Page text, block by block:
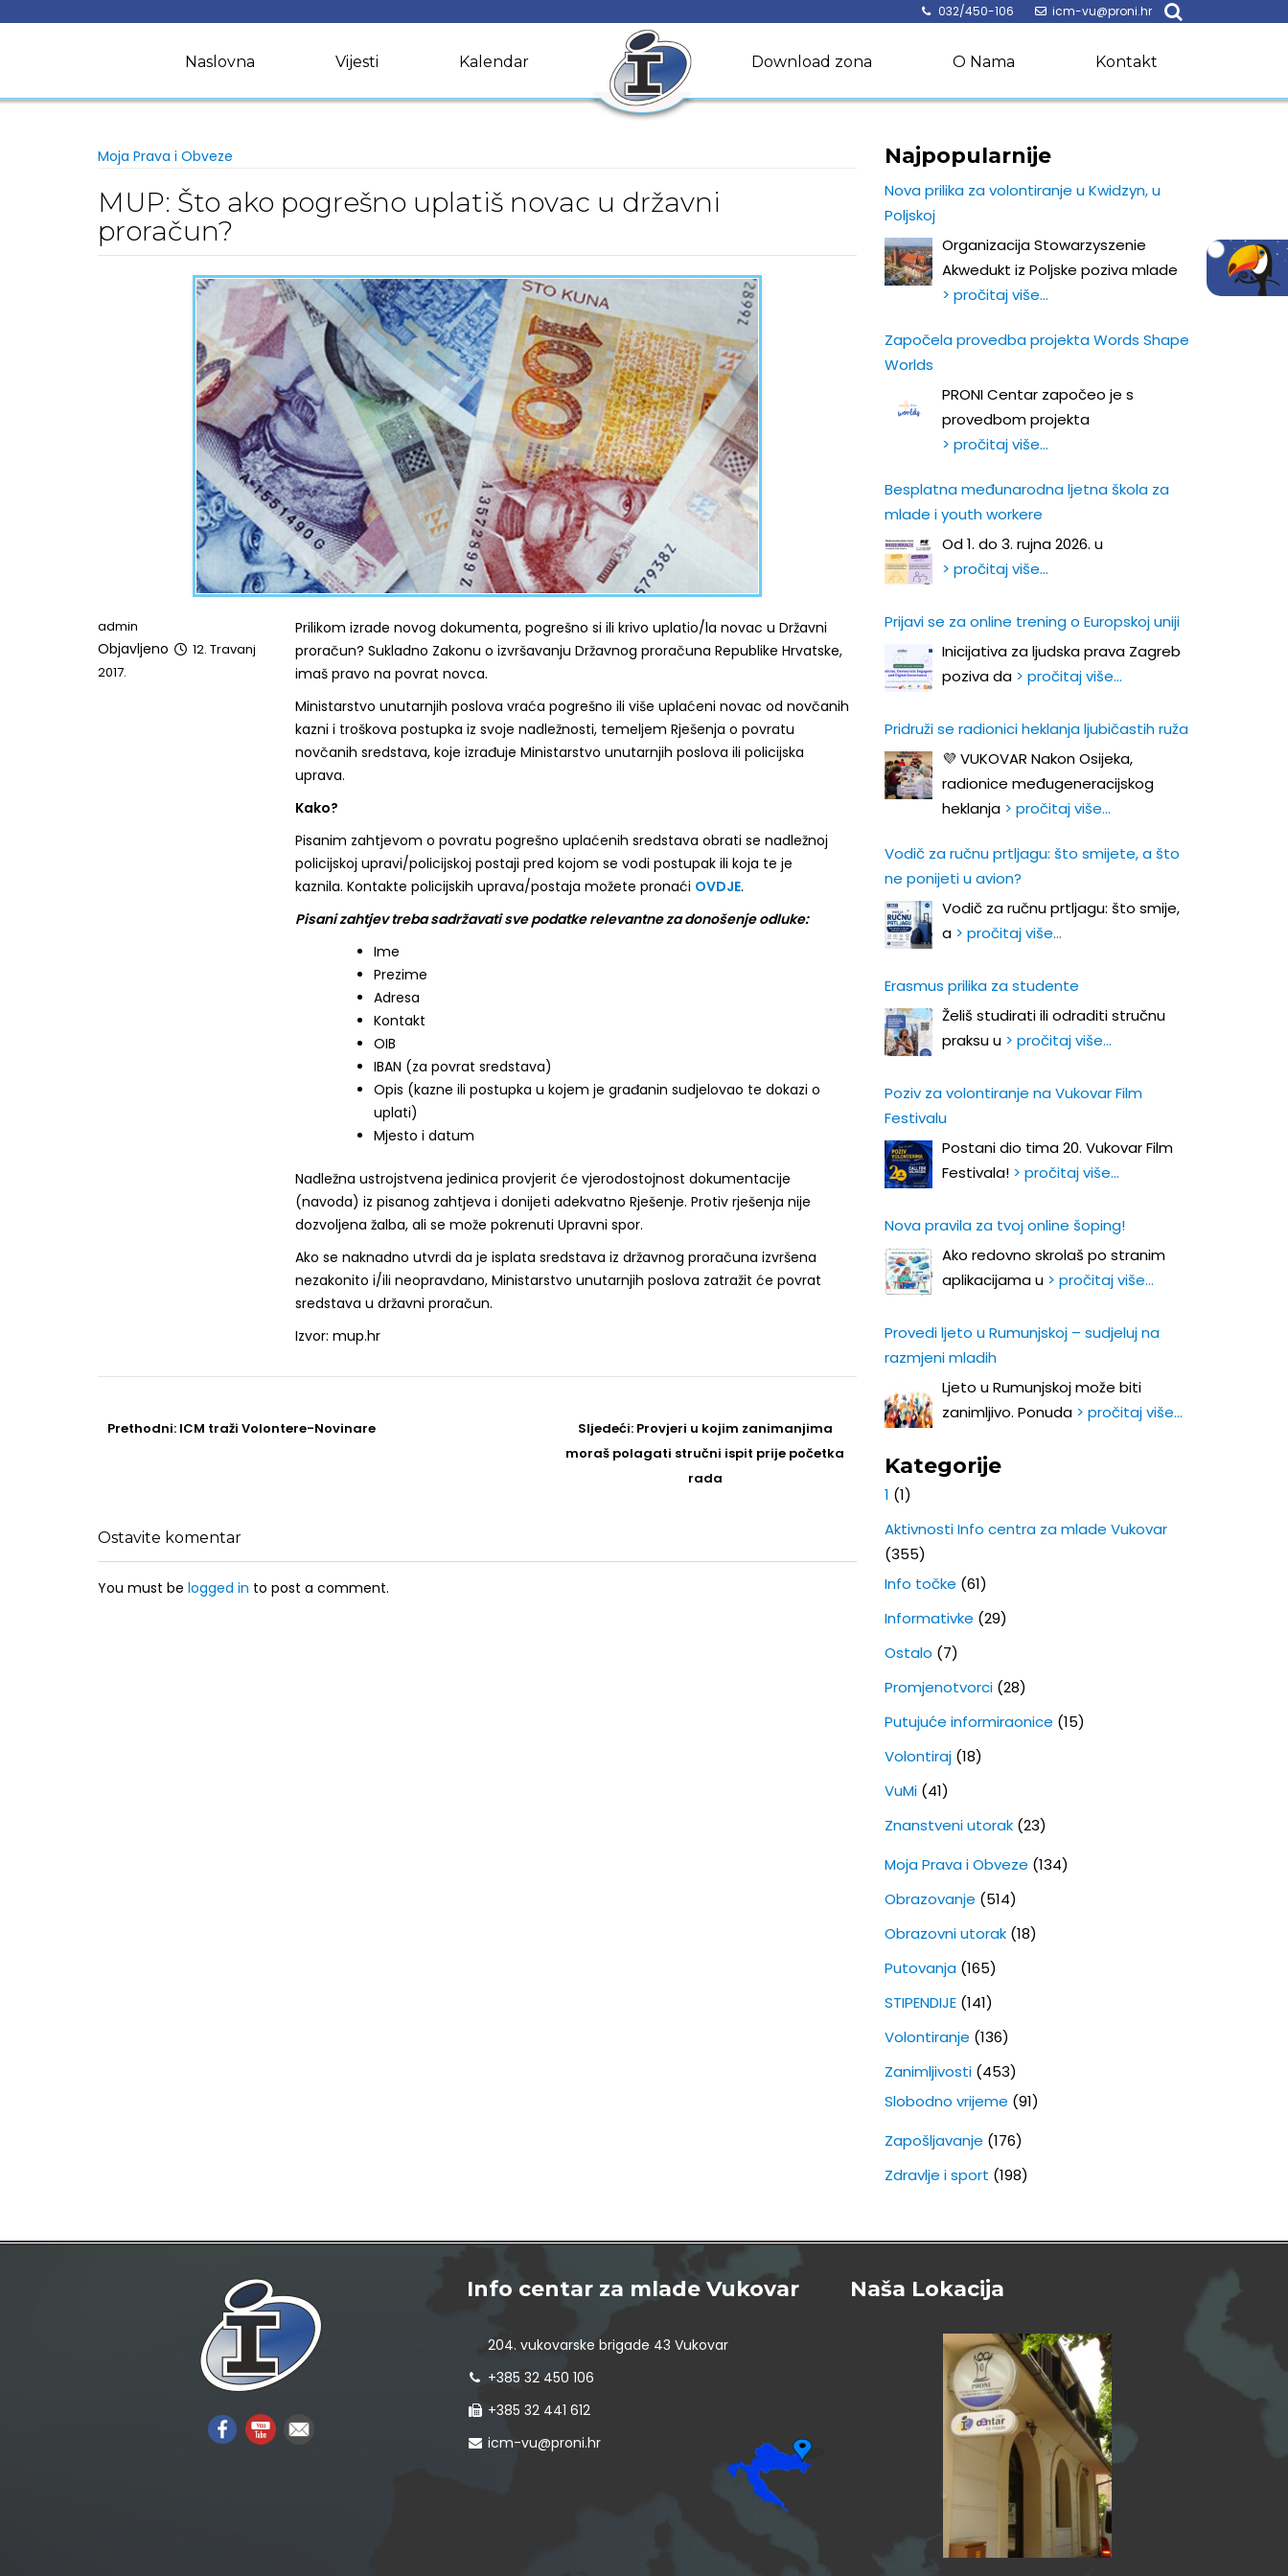
032/450-106 icm-vu@proni.hr
Naslovna Vijesti Kalendar Download zona O Nama Kontakt
Moja Prava i Obveze
MUP: Što ako pogrešno uplatiš novac u državni
proračun?
Prilikom izrade novog dokumenta, pogrešno si ili krivo uplatio/la novac u Državni
proračun? Sukladno Zakonu o izvršavanju Državnog proračuna Republike Hrvatske,
imaš pravo na povrat novca.
Ministarstvo unutarnjih poslova vraća pogrešno ili više uplaćeni novac od novčanih
kazni i troškova postupka iz svoje nadležnosti, temeljem Rješenja o povratu
novčanih sredstava, koje izrađuje Ministarstvo unutarnjih poslova ili policijska
uprava.
Kako?
Pisanim zahtjevom o povratu pogrešno uplaćenih sredstava obrati se nadležnoj
policijskoj upravi/policijskoj postaji pred kojom se vodi postupak ili koja te je
kaznila. Kontakte policijskih uprava/postaja možete pronaći OVDJE.
Pisani zahtjev treba sadržavati sve podatke relevantne za donošenje odluke:
Ime
Prezime
Adresa
Kontakt
OIB
IBAN (za povrat sredstava)
Opis (kazne ili postupka u kojem je građanin sudjelovao te dokazi o
uplati)
Mjesto i datum
Nadležna ustrojstvena jedinica provjerit će vjerodostojnost dokumentacije
(navoda) iz pisanog zahtjeva i donijeti adekvatno Rješenje. Protiv rješenja nije
dozvoljena žalba, ali se može pokrenuti Upravni spor.
Ako se naknadno utvrdi da je isplata sredstava iz državnog proračuna izvršena
nezakonito i/ili neopravdano, Ministarstvo unutarnjih poslova zatražit će povrat
sredstava u državni proračun.
Izvor: mup.hr
admin
Objavljeno
12. Travanj
2017.
navigation
Prethodni: Prethodni
ICM traži Volontere-Novinare Sljedeći: Sljedeći
Post
Provjeri u kojim zanimanjima
moraš polagati stručni ispit prije početka
rada
Ostavite komentar
You must be logged in to post a comment.
Najpopularnije
Nova prilika za volontiranje u Kwidzyn, u
Poljskoj
Organizacija Stowarzyszenie
Akwedukt iz Poljske poziva mlade
> pročitaj više…
Započela provedba projekta Words Shape
Worlds
PRONI Centar započeo je s
provedbom projekta
> pročitaj više…
Besplatna međunarodna ljetna škola za
mlade i youth workere
Od 1. do 3. rujna 2026. u
> pročitaj više…
Prijavi se za online trening o Europskoj uniji
Inicijativa za ljudska prava Zagreb
poziva da > pročitaj više…
Pridruži se radionici heklanja ljubičastih ruža
💜 VUKOVAR Nakon Osijeka,
radionice međugeneracijskog
heklanja > pročitaj više…
Vodič za ručnu prtljagu: što smijete, a što
ne ponijeti u avion?
Vodič za ručnu prtljagu: što smije,
a > pročitaj više…
Erasmus prilika za studente
Želiš studirati ili odraditi stručnu
praksu u > pročitaj više…
Poziv za volontiranje na Vukovar Film
Festivalu
Postani dio tima 20. Vukovar Film
Festivala! > pročitaj više…
Nova pravila za tvoj online šoping!
Ako redovno skrolaš po stranim
aplikacijama u > pročitaj više…
Provedi ljeto u Rumunjskoj – sudjeluj na
razmjeni mladih
Ljeto u Rumunjskoj može biti
zanimljivo. Ponuda > pročitaj više…
Kategorije
1 (1)
Aktivnosti Info centra za mlade Vukovar
(355)
Info točke (61)
Informativke (29)
Ostalo (7)
Promjenotvorci(28)
Putujuće informiraonice (15)
Volontiraj(18)
VuMi(41)
Znanstveni utorak(23)
Moja Prava i Obveze (134)
Obrazovanje (514)
Obrazovni utorak(18)
Putovanja(165)
STIPENDIJE(141)
Volontiranje (136)
Zanimljivosti(453)
Slobodno vrijeme (91)
Zapošljavanje (176)
Zdravlje i sport (198)
Info centar za mlade Vukovar
204. vukovarske brigade 43 Vukovar
+385 32 450 106
+385 32 441 612
icm-vu@proni.hr
Naša Lokacija